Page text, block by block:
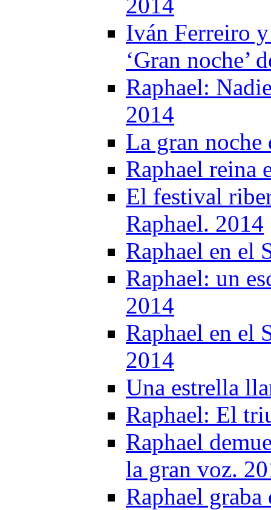
Iván Ferreiro
‘Gran noche’
Raphael:
2014
La gran noche
Raphael reina
El festival
Raphael. 2014
Raphael en el
Raphael: un
2014
Raphael en el
2014
Una estrella
Raphael: El
Raphael
la gran voz.
Raphael